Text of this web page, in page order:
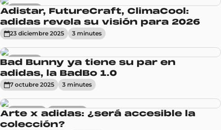
Sneakers
Adistar, FutureCraft, ClimaCool:
adidas revela su visión para 2026
23 diciembre 2025 3 minutes
Sneakers
Bad Bunny ya tiene su par en
adidas, la BadBo 1.0
7 octubre 2025 3 minutes
Actualidad Tendencias
Arte x adidas: ¿será accesible la
colección?